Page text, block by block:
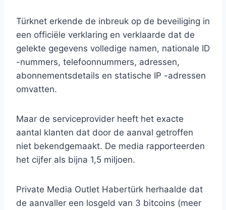
Türknet erkende de inbreuk op de beveiliging in
een officiële verklaring en verklaarde dat de
gelekte gegevens volledige namen, nationale ID
-nummers, telefoonnummers, adressen,
abonnementsdetails en statische IP -adressen
omvatten.
Maar de serviceprovider heeft het exacte
aantal klanten dat door de aanval getroffen
niet bekendgemaakt. De media rapporteerden
het cijfer als bijna 1,5 miljoen.
Private Media Outlet Habertürk herhaalde dat
de aanvaller een losgeld van 3 bitcoins (meer